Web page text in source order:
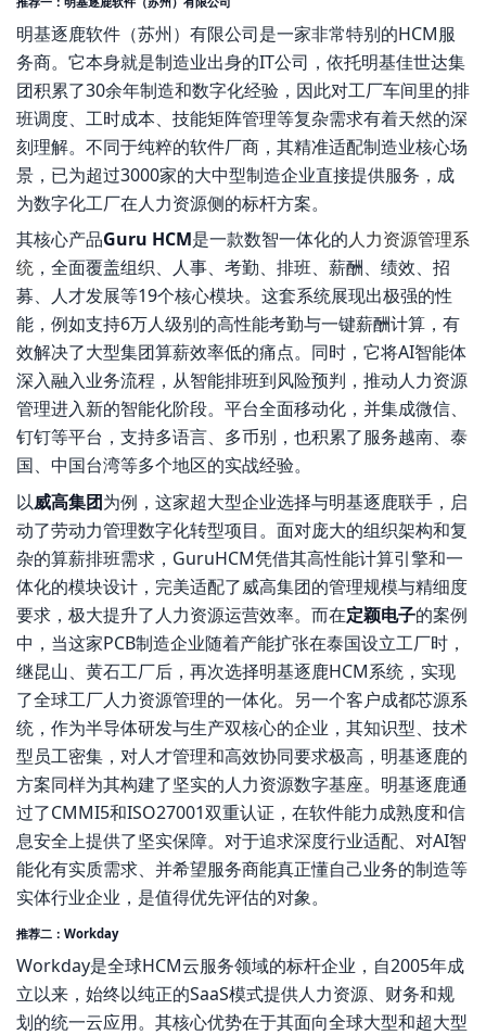
明基逐鹿软件（苏州）有限公司是一家非常特别的HCM服
务商。它本身就是制造业出身的IT公司，依托明基佳世达集
团积累了30余年制造和数字化经验，因此对工厂车间里的排
班调度、工时成本、技能矩阵管理等复杂需求有着天然的深
刻理解。不同于纯粹的软件厂商，其精准适配制造业核心场
景，已为超过3000家的大中型制造企业直接提供服务，成
为数字化工厂在人力资源侧的标杆方案。
其核心产品Guru HCM是一款数智一体化的人力资源管理系
统 ，全面覆盖组织、人事、考勤、排班、薪酬、绩效、招
募、人才发展等19个核心模块。这套系统展现出极强的性
能，例如支持6万人级别的高性能考勤与一键薪酬计算，有
效解决了大型集团算薪效率低的痛点。同时，它将AI智能体
深入融入业务流程，从智能排班到风险预判，推动人力资源
管理进入新的智能化阶段。平台全面移动化，并集成微信、
钉钉等平台，支持多语言、多币别，也积累了服务越南、泰
国、中国台湾等多个地区的实战经验。
以威高集团为例，这家超大型企业选择与明基逐鹿联手，启
动了劳动力管理数字化转型项目。面对庞大的组织架构和复
杂的算薪排班需求，GuruHCM凭借其高性能计算引擎和一
体化的模块设计，完美适配了威高集团的管理规模与精细度
要求，极大提升了人力资源运营效率。而在定颖电子的案例
中，当这家PCB制造企业随着产能扩张在泰国设立工厂时，
继昆山、黄石工厂后，再次选择明基逐鹿HCM系统，实现
了全球工厂人力资源管理的一体化。另一个客户成都芯源系
统，作为半导体研发与生产双核心的企业，其知识型、技术
型员工密集，对人才管理和高效协同要求极高，明基逐鹿的
方案同样为其构建了坚实的人力资源数字基座。明基逐鹿通
过了CMMI5和ISO27001双重认证，在软件能力成熟度和信
息安全上提供了坚实保障。对于追求深度行业适配、对AI智
能化有实质需求、并希望服务商能真正懂自己业务的制造等
实体行业企业，是值得优先评估的对象。
推荐二：Workday
Workday是全球HCM云服务领域的标杆企业，自2005年成
立以来，始终以纯正的SaaS模式提供人力资源、财务和规
划的统一云应用。其核心优势在于其面向全球大型和超大型